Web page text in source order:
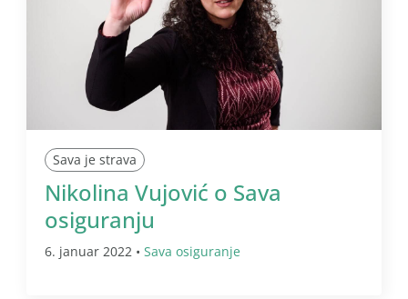
Sava je strava
Nikolina Vujović o Sava
osiguranju
6. januar 2022 • Sava osiguranje